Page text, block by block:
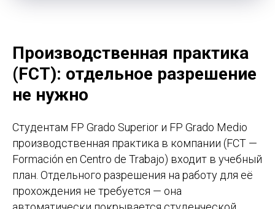
Производственная практика
(FCT): отдельное разрешение
не нужно
Студентам FP Grado Superior и FP Grado Medio
производственная практика в компании (FCT —
Formación en Centro de Trabajo) входит в учебный
план. Отдельного разрешения на работу для её
прохождения не требуется — она